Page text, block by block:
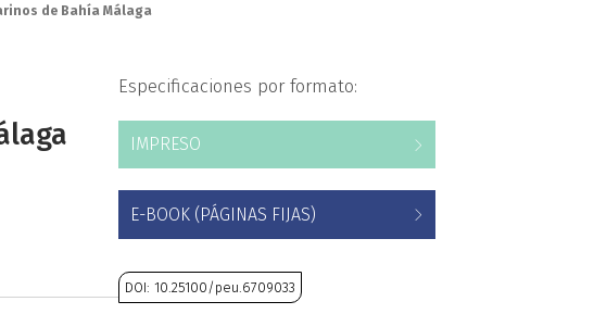
Biología
Ciencias
Conflicto Armado
Desarrollo
Diseño
de Bahía Málaga
Especificaciones por formato:
IMPRESO
E-BOOK (PÁGINAS FIJAS)
DOI: 10.25100/peu.6709033